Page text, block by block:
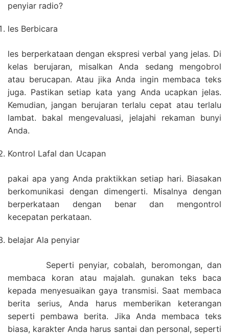
penyiar radio?
les Berbicara
les berperkataan dengan ekspresi verbal yang jelas. Di
kelas berujaran, misalkan Anda sedang mengobrol
atau berucapan. Atau jika Anda ingin membaca teks
juga. Pastikan setiap kata yang Anda ucapkan jelas.
Kemudian, jangan berujaran terlalu cepat atau terlalu
lambat. bakal mengevaluasi, jelajahi rekaman bunyi
Anda.
Kontrol Lafal dan Ucapan
pakai apa yang Anda praktikkan setiap hari. Biasakan
berkomunikasi dengan dimengerti. Misalnya dengan
berperkataan dengan benar dan mengontrol
kecepatan perkataan.
belajar Ala penyiar
Seperti penyiar, cobalah, beromongan, dan
membaca koran atau majalah. gunakan teks baca
kepada menyesuaikan gaya transmisi. Saat membaca
berita serius, Anda harus memberikan keterangan
seperti pembawa berita. Jika Anda membaca teks
biasa, karakter Anda harus santai dan personal, seperti